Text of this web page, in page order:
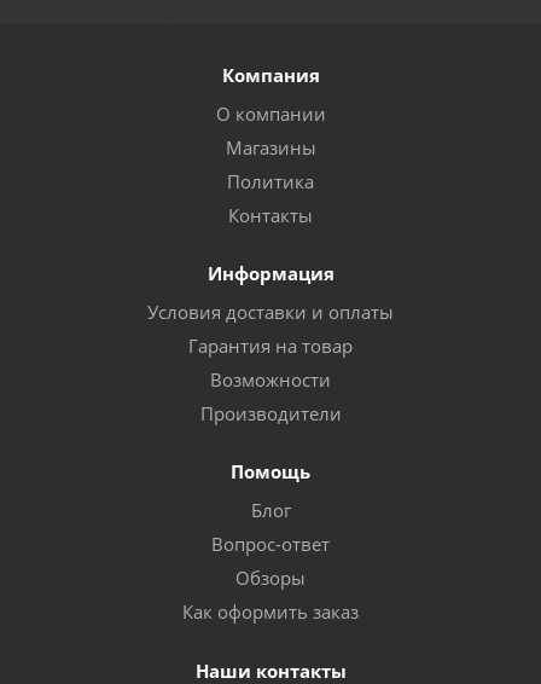
Компания
О компании
Магазины
Политика
Контакты
Информация
Условия доставки и оплаты
Гарантия на товар
Возможности
Производители
Помощь
Блог
Вопрос-ответ
Обзоры
Как оформить заказ
Наши контакты